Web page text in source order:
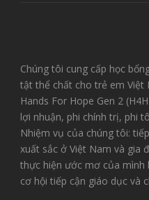
Chúng tôi cung cấp học
tật thể chất cho trẻ em Việt
Hands For Hope Gen 2
lợi nhuận, phi chính trị, phi
Nhiệm vụ của chúng tôi:
xuất sắc ở Việt Nam và gia
thực hiện ước mơ của mình
cơ hội tiếp cận giáo dục và